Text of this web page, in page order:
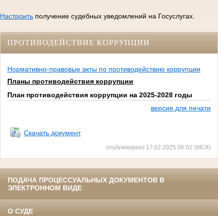
Настроить получение судебных уведомлений на Госуслугах.
ПРОТИВОДЕЙСТВИЕ КОРРУПЦИИ
Нормативно-правовые акты по противодействию коррупции
Планы противодействия коррупции
План противодействия коррупции на 2025-2028 годы
версия для печати
Скачать документ
опубликовано 17.02.2025 06:02 (МСК)
ПОДАЧА ПРОЦЕССУАЛЬНЫХ ДОКУМЕНТОВ В
ЭЛЕКТРОННОМ ВИДЕ
О СУДЕ